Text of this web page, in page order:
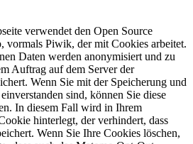
verwendet den Open Source
vormals Piwik, der mit Cookies arbeitet.
Daten werden anonymisiert und zu
Auftrag auf dem Server der
Wenn Sie mit der Speicherung und
sind, können Sie diese
In diesem Fall wird in Ihrem
hinterlegt, der verhindert, dass
Wenn Sie Ihre Cookies löschen,